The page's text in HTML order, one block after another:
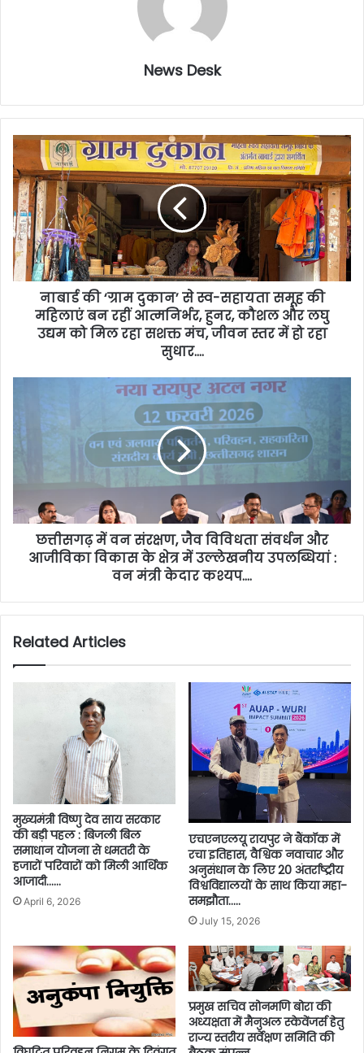
News Desk
नाबार्ड की ‘ग्राम दुकान’ से स्व-सहायता समूह की
महिलाएं बन रहीं आत्मनिर्भर, हुनर, कौशल और लघु
उद्यम को मिल रहा सशक्त मंच, जीवन स्तर में हो रहा
सुधार….
छत्तीसगढ़ में वन संरक्षण, जैव विविधता संवर्धन और
आजीविका विकास के क्षेत्र में उल्लेखनीय उपलब्धियां :
वन मंत्री केदार कश्यप….
Related Articles
मुख्यमंत्री विष्णु देव साय सरकार
की बड़ी पहल : बिजली बिल
समाधान योजना से धमतरी के
हजारों परिवारों को मिली आर्थिक
आजादी……
April 6, 2026
एचएनएलयू रायपुर ने बैंकॉक में
रचा इतिहास, वैश्विक नवाचार और
अनुसंधान के लिए 20 अंतर्राष्ट्रीय
विश्वविद्यालयों के साथ किया महा-
समझौता…..
July 15, 2026
प्रमुख सचिव सोनमणि बोरा की
अध्यक्षता में मैनुअल स्केवेंजर्स हेतु
राज्य स्तरीय सर्वेक्षण समिति की